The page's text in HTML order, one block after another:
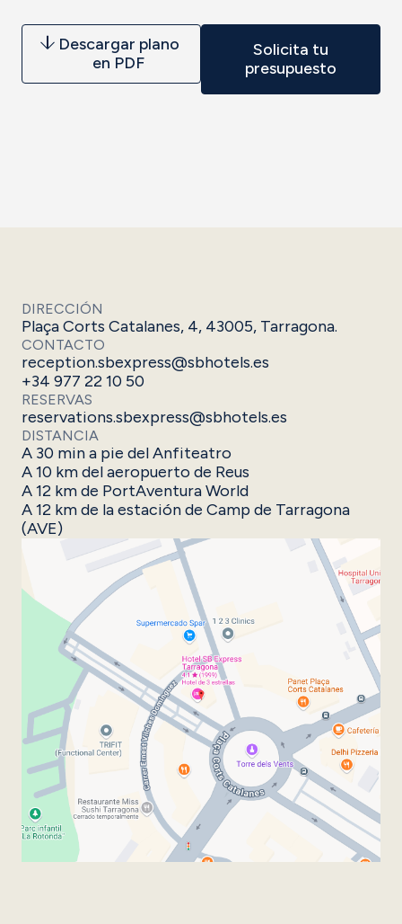
Descargar plano
en PDF
Solicita tu
presupuesto
DIRECCIÓN
Plaça Corts Catalanes, 4, 43005, Tarragona.
CONTACTO
reception.sbexpress@sbhotels.es
+34 977 22 10 50
RESERVAS
reservations.sbexpress@sbhotels.es
DISTANCIA
A 30 min a pie del Anfiteatro
A 10 km del aeropuerto de Reus
A 12 km de PortAventura World
A 12 km de la estación de Camp de Tarragona
(AVE)